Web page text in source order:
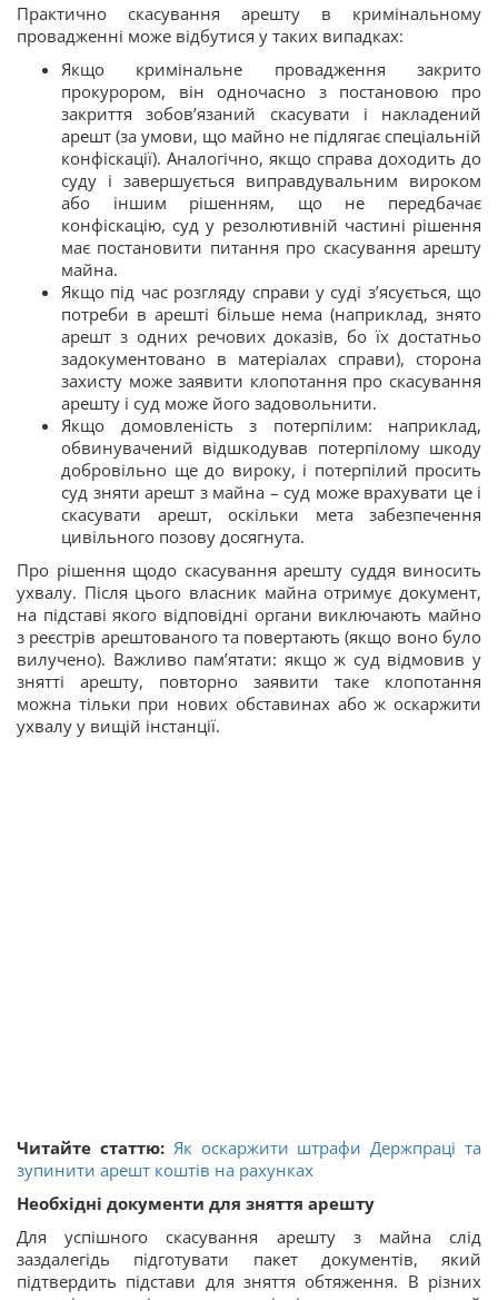
Практично скасування арешту в кримінальному
провадженні може відбутися у таких випадках:
Якщо кримінальне провадження закрито
прокурором, він одночасно з постановою про
закриття зобов’язаний скасувати і накладений
арешт (за умови, що майно не підлягає спеціальній
конфіскації). Аналогічно, якщо справа доходить до
суду і завершується виправдувальним вироком
або іншим рішенням, що не передбачає
конфіскацію, суд у резолютивній частині рішення
має постановити питання про скасування арешту
майна.
Якщо під час розгляду справи у суді з’ясується, що
потреби в арешті більше нема (наприклад, знято
арешт з одних речових доказів, бо їх достатньо
задокументовано в матеріалах справи), сторона
захисту може заявити клопотання про скасування
арешту і суд може його задовольнити.
Якщо домовленість з потерпілим: наприклад,
обвинувачений відшкодував потерпілому шкоду
добровільно ще до вироку, і потерпілий просить
суд зняти арешт з майна – суд може врахувати це і
скасувати арешт, оскільки мета забезпечення
цивільного позову досягнута.
Про рішення щодо скасування арешту суддя виносить
ухвалу. Після цього власник майна отримує документ,
на підставі якого відповідні органи виключають майно
з реєстрів арештованого та повертають (якщо воно було
вилучено). Важливо пам’ятати: якщо ж суд відмовив у
знятті арешту, повторно заявити таке клопотання
можна тільки при нових обставинах або ж оскаржити
ухвалу у вищій інстанції.
Читайте статтю: Як оскаржити штрафи Держпраці та
зупинити арешт коштів на рахунках
Необхідні документи для зняття арешту
Для успішного скасування арешту з майна слід
заздалегідь підготувати пакет документів, який
підтвердить підстави для зняття обтяження. В різних